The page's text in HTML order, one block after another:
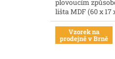
plovoucím
lišta MDF (60 x 17
Vzorek na
prodejně v Brně